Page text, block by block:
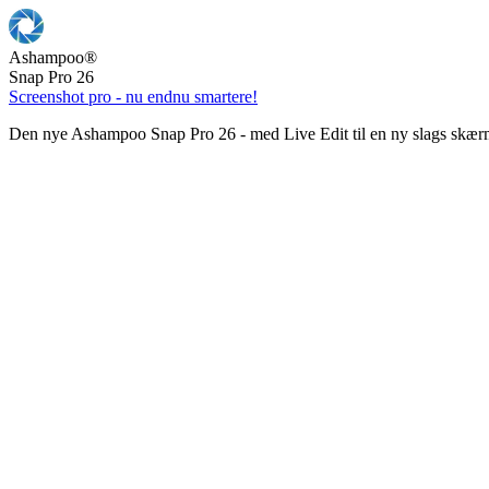
Ashampoo®
Snap Pro 26
Screenshot pro - nu endnu smartere!
Den nye Ashampoo Snap Pro 26 - med Live Edit til en ny slags